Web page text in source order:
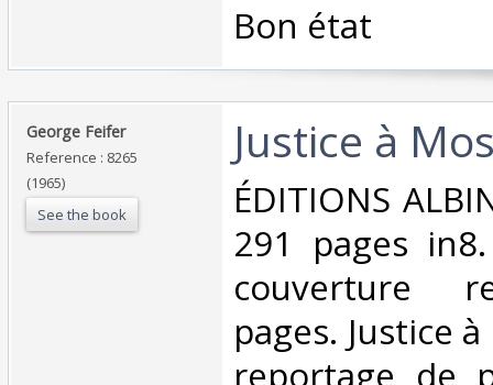
‎Bon état‎
‎George Feifer‎
Reference : 8265
(1965)
See the book
‎Justice à
‎ÉDITIONS
291 pages
couverture
pages. Justice
reportage de